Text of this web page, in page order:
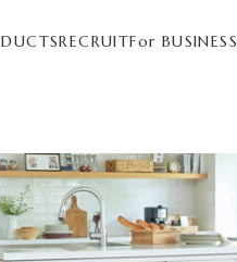
RECRUITFor BUSINESS